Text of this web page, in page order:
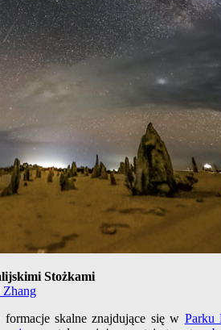
Stożkami
Zhang
formacje skalne znajdujące się w Parku